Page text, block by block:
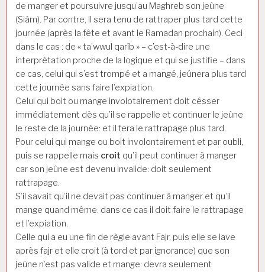
de manger et poursuivre jusqu’au Maghreb son jeûne
(Siâm). Par contre, il sera tenu de rattraper plus tard cette
journée (après la fête et avant le Ramadan prochain). Ceci
dans le cas : de « ta’wwul qarîb » – c’est-à-dire une
interprétation proche de la logique et qui se justifie – dans
ce cas, celui qui s’est trompé et a mangé, jeûnera plus tard
cette journée sans faire l’expiation.
Celui qui boit ou mange involotairement doit césser
immédiatement dès qu’il se rappelle et continuer le jeûne
le reste de la journée: et il fera le rattrapage plus tard.
Pour celui qui mange ou boit involontairement et par oubli,
puis se rappelle mais croit qu’il peut continuer à manger
car son jeûne est devenu invalide: doit seulement
rattrapage.
S’il savait qu’il ne devait pas continuer à manger et qu’il
mange quand même: dans ce cas il doit faire le rattrapage
et l’expiation.
Celle qui a eu une fin de règle avant Fajr, puis elle se lave
après fajr et elle croit (à tord et par ignorance) que son
jeûne n’est pas valide et mange: devra seulement